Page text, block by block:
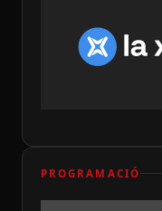
PROGRAMACIÓ